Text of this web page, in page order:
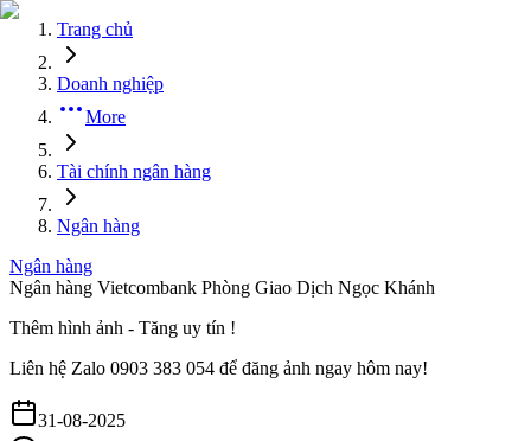
Trang chủ
Doanh nghiệp
More
Tài chính ngân hàng
Ngân hàng
Ngân hàng
Ngân hàng Vietcombank Phòng Giao Dịch Ngọc Khánh
Thêm hình ảnh - Tăng uy tín !
Liên hệ Zalo 0903 383 054 để đăng ảnh ngay hôm nay!
31-08-2025